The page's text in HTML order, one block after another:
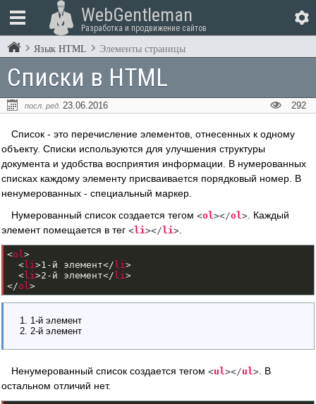
WebGentleman
Разработка и продвижение сайтов
Язык HTML Элементы страницы
Списки в HTML
292
посл. ред. 23.06.2016
Список - это перечисление элементов, отнесенных к одному
объекту. Списки используются для улучшения структуры
документа и удобства восприятия информации. В нумерованных
списках каждому элементу присваивается порядковый номер. В
ненумерованных - специальный маркер.
Нумерованный список создается тегом <ol></ol> . Каждый
элемент помещается в тег <li></ li>
<ol>
< li>1-й элемент</ li>
< li>2-й элемент</ li>
</ol>
1-й элемент
2-й элемент
Ненумерованный список создается тегом <ul></ul> . В
остальном отличий нет.